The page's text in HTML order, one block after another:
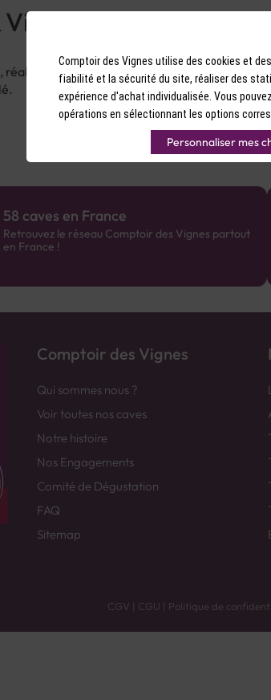
un Classic Moscow Mule : vodka Stoli,
58 caves en France
Retrouvez le réseau Comptoir des Vignes partout
en France !
Comptoir des Vignes
Qui sommes nous ?
Voir toutes nos caves
Notre histoire
Nos Engagements
Comité de Dégustation
FAQ
Sitemap
CGV | CGU | Politique de
Comptoir des Vignes utilise des cookies et
fiabilité et la sécurité du site, réaliser des
expérience d'achat individualisée. Vous
opérations en sélectionnant les options
Personnaliser mes